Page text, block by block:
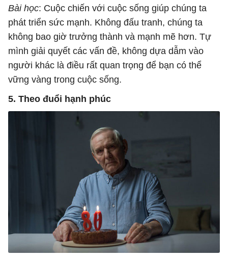
Bài học: Cuộc chiến với cuộc sống giúp chúng ta
phát triển sức mạnh. Không đấu tranh, chúng ta
không bao giờ trưởng thành và mạnh mẽ hơn. Tự
mình giải quyết các vấn đề, không dựa dẫm vào
người khác là điều rất quan trọng để bạn có thể
vững vàng trong cuộc sống.
5. Theo đuổi hạnh phúc